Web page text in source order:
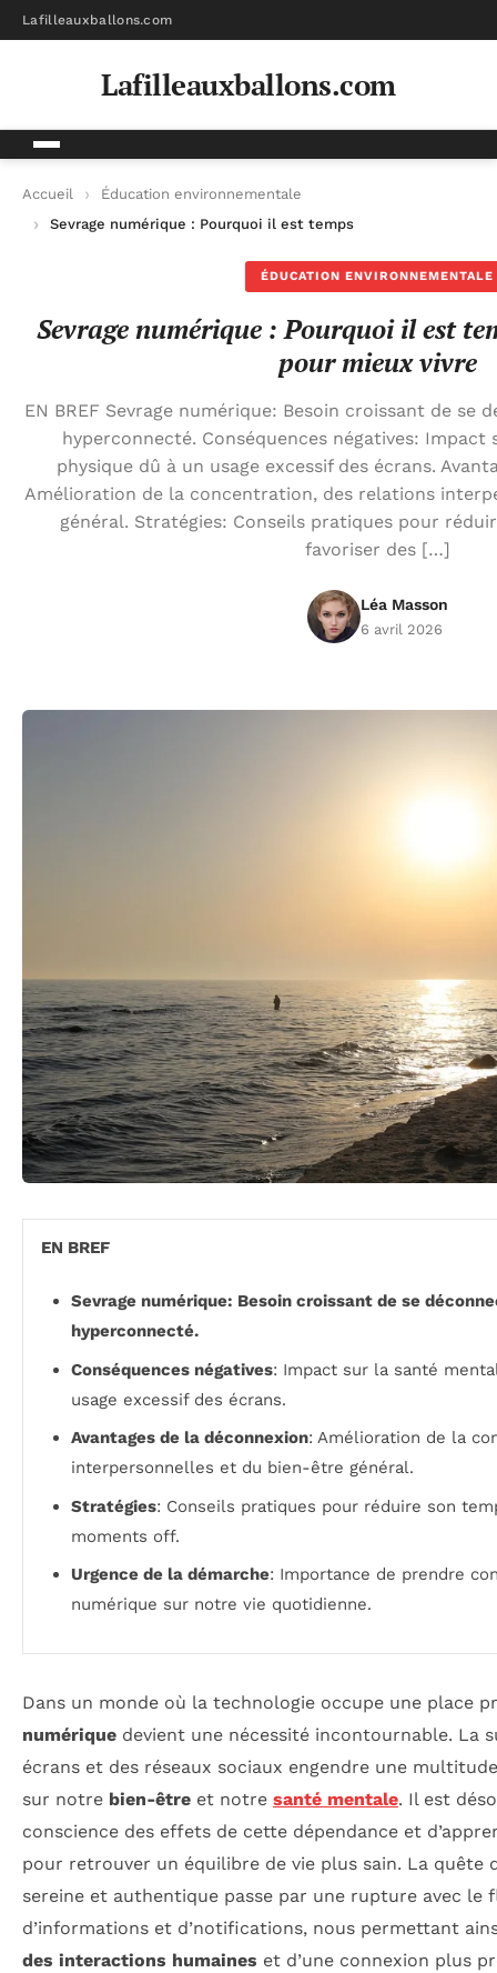
Lafilleauxballons.com
Lafilleauxballons.com
Accueil
Éducation environnementale
Sevrage numérique : Pourquoi il est temps de déconnecter
ÉDUCATION ENVIRONNEMENTALE
Sevrage numérique : Pourquoi il est
pour mieux vivre
EN BREF Sevrage numérique: Besoin croissant de se
hyperconnecté. Conséquences négatives:
physique dû à un usage excessif des écrans.
Amélioration de la concentration, des relations
général. Stratégies: Conseils pratiques pour
favoriser des […]
Léa Masson
6 avril 2026
EN BREF
Sevrage numérique: Besoin croissant de se
hyperconnecté.
Conséquences négatives: Impact sur la santé
usage excessif des écrans.
Avantages de la déconnexion: Amélioration de la
interpersonnelles et du bien-être général.
Stratégies: Conseils pratiques pour réduire son
moments off.
Urgence de la démarche: Importance de prendre
numérique sur notre vie quotidienne.
Dans un monde où la technologie occupe une place
numérique devient une nécessité incontournable. La
écrans et des réseaux sociaux engendre une
sur notre bien-être et notre santé mentale. Il est
conscience des effets de cette dépendance et
pour retrouver un équilibre de vie plus sain. La quête
sereine et authentique passe par une rupture avec le
d’informations et d’notifications, nous permettant
des interactions humaines et d’une connexion plus